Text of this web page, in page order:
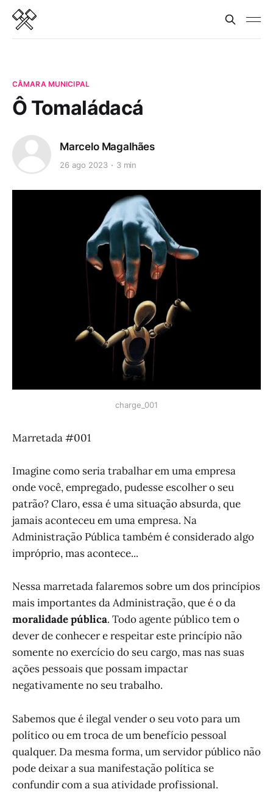
CÂMARA MUNICIPAL
Ô Tomaládacá
Marcelo Magalhães
26 ago 2023 3 min
charge_001
Marretada #001
Imagine como seria trabalhar em uma empresa
onde você, empregado, pudesse escolher o seu
patrão? Claro, essa é uma situação absurda, que
jamais aconteceu em uma empresa. Na
Administração Pública também é considerado algo
impróprio, mas acontece...
Nessa marretada falaremos sobre um dos princípios
mais importantes da Administração, que é o da
moralidade pública. Todo agente público tem o
dever de conhecer e respeitar este princípio não
somente no exercício do seu cargo, mas nas suas
ações pessoais que possam impactar
negativamente no seu trabalho.
Sabemos que é ilegal vender o seu voto para um
político ou em troca de um benefício pessoal
qualquer. Da mesma forma, um servidor público não
pode deixar a sua manifestação política se
confundir com a sua atividade profissional.